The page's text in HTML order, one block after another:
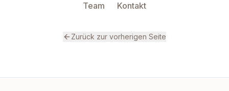
Team
Kontakt
Zurück zur vorherigen Seite